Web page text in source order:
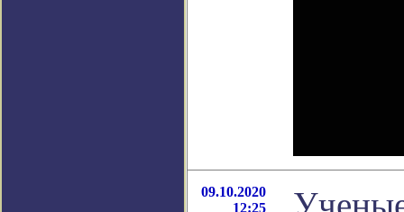
09.10.2020
12:25